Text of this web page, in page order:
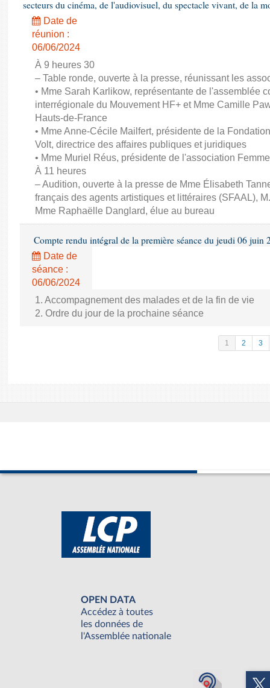
secteurs du cinéma, de l'audiovisuel, du spectacle vivant, de la
Date de
réunion :
06/06/2024
À 9 heures 30
– Table ronde, ouverte à la presse, réunissant les
• Mme Sarah Karlikow, représentante de l'assemblée
interrégionale du Mouvement HF+ et Mme Camille
Hauts-de-France
• Mme Anne-Cécile Mailfert, présidente de la
Volt, directrice des affaires publiques et juridiques
• Mme Muriel Réus, présidente de l'association
À 11 heures
– Audition, ouverte à la presse de Mme Élisabeth
français des agents artistiques et littéraires (SFAAL),
Mme Raphaëlle Danglard, élue au bureau
Compte rendu intégral de la première séance du jeudi 06 juin
Date de
séance :
06/06/2024
1. Accompagnement des malades et de la fin de vie
2. Ordre du jour de la prochaine séance
1 2 3
OPEN DATA
Accédez à toutes
les données de
l'Assemblée nationale